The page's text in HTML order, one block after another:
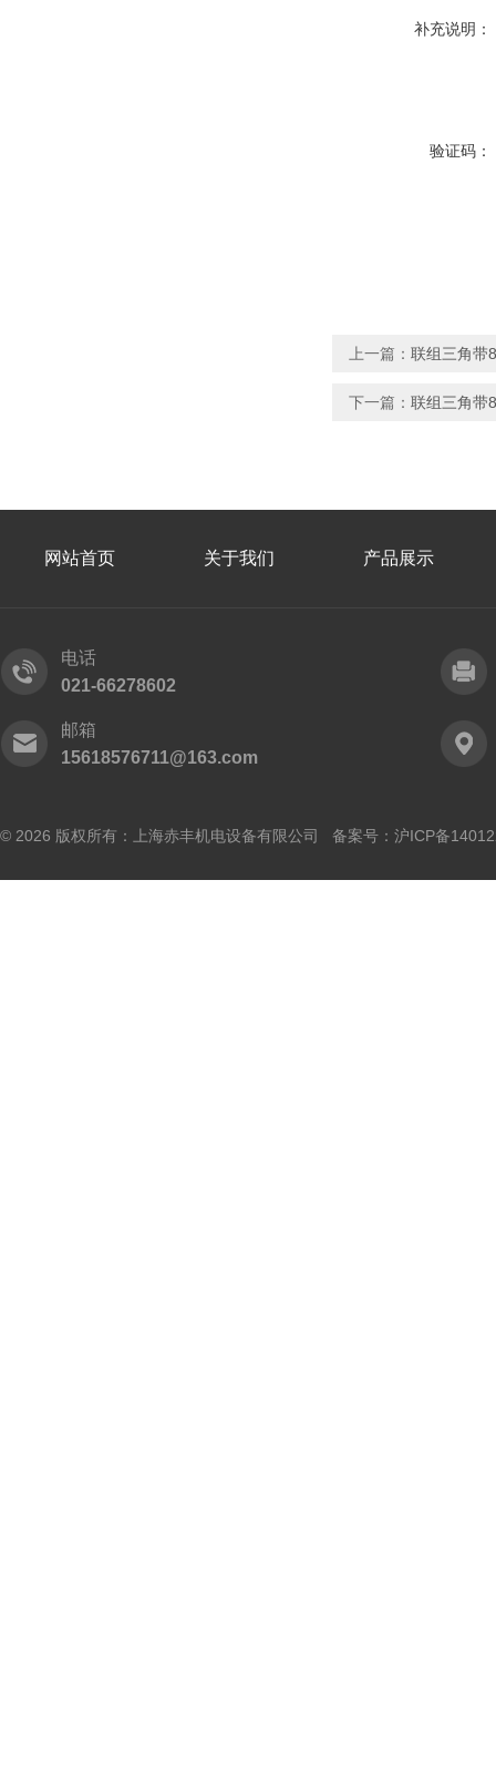
补充说明：
验证码：
上一篇： 联组三角带
下一篇： 联组三角带
网站首页 关于我们 产品展示
电话
021-66278602
邮箱
15618576711@163.com
© 2026 版权所有：上海赤丰机电设备有限公司 备案号： 沪ICP备